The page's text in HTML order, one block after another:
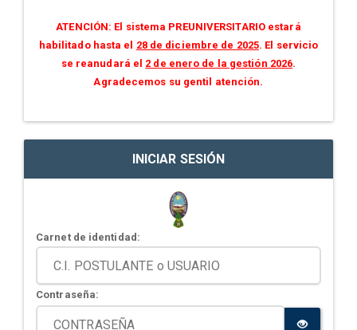
ATENCIÓN: El sistema PREUNIVERSITARIO estará
habilitado hasta el 28 de diciembre de 2025. El servicio
se reanudará el 2 de enero de la gestión 2026.
Agradecemos su gentil atención.
INICIAR SESIÓN
Carnet de identidad:
Contraseña: